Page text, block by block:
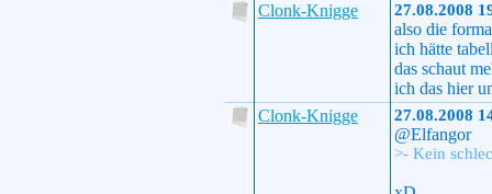
Clonk-Knigge
27.08.2008
also die
ich hätte
das schaut
ich das hier
Clonk-Knigge
27.08.2008
@Elfangor
>- Kein